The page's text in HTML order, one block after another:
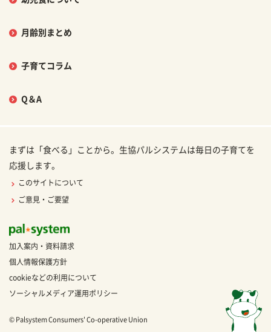
月齢別まとめ
子育てコラム
Q＆A
まずは「食べる」ことから。生協パルシステムは毎日の子育てを
応援します。
このサイトについて
ご意見・ご要望
加入案内・資料請求
個人情報保護方針
cookieなどの利用について
ソーシャルメディア運用ポリシー
© Palsystem Consumers' Co-operative Union